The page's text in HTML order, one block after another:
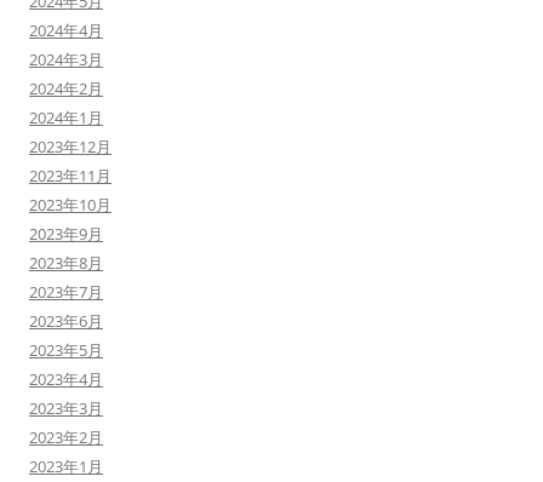
2024年4月
2024年3月
2024年2月
2024年1月
2023年12月
2023年11月
2023年10月
2023年9月
2023年8月
2023年7月
2023年6月
2023年5月
2023年4月
2023年3月
2023年2月
2023年1月